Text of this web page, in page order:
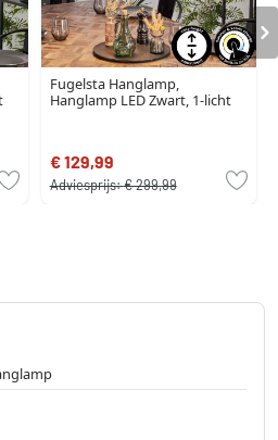
Fugelsta Hanglamp,
Hanglamp LED Zwart, 1-licht
€ 129,99
Adviesprijs:€ 299,99